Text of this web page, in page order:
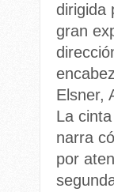
dirigida
gran
Elsner,
La
narra
por